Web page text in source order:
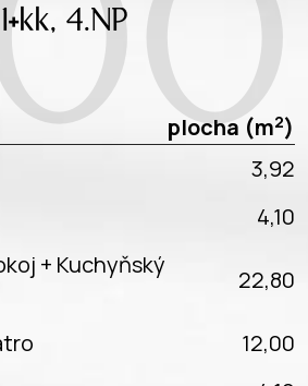
1+kk, 4.NP
plocha (m2)
3,92
4,10
+ Kuchyňský
22,80
12,00